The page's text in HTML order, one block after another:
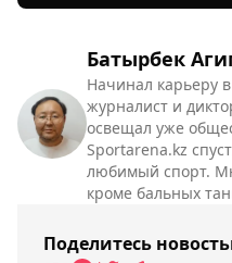
Батырбек
Начинал карьеру
журналист и
освещал уже
Sportarena.kz
любимый спорт.
кроме бальных
Поделитесь